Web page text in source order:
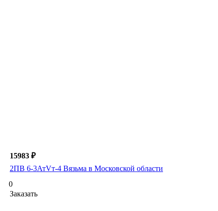
15983 ₽
2ПВ 6-3АтVт-4 Вязьма в Московской области
0
Заказать